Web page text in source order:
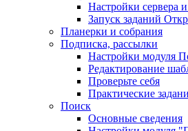
Настройки сервера
Запуск заданий
Планерки и собрания
Подписка, рассылки
Настройки модуля
Редактирование
Проверьте себя
Практические
Поиск
Основные сведения